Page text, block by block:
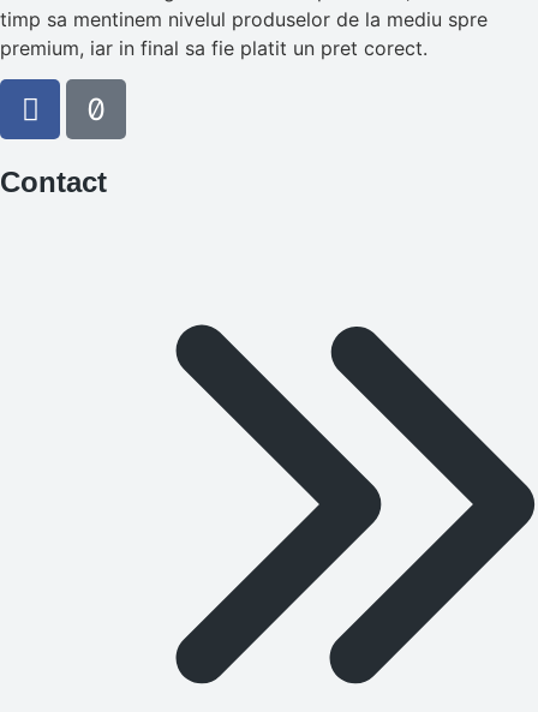
timp sa mentinem nivelul produselor de la mediu spre
premium, iar in final sa fie platit un pret corect.
Contact